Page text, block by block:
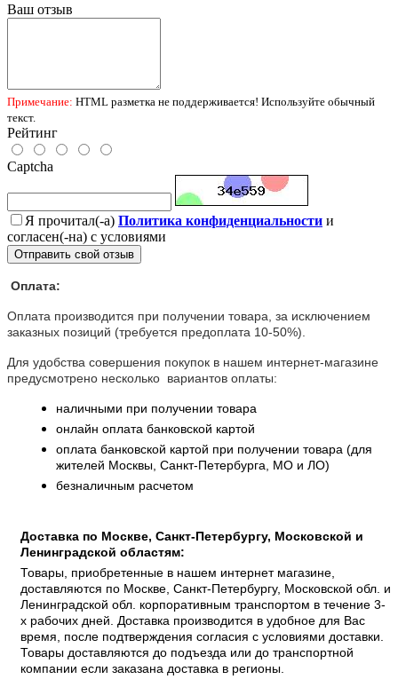
Ваш отзыв
Примечание: HTML разметка не поддерживается! Используйте обычный
текст.
Рейтинг
Captcha
Я прочитал(-а) Политика конфиденциальности и
согласен(-на) с условиями
Отправить свой отзыв
Оплата:
Оплата производится при получении товара, за исключением
заказных позиций (требуется предоплата 10-50%).
Для удобства совершения покупок в нашем интернет-магазине
предусмотрено несколько вариантов оплаты:
наличными при получении товара
онлайн оплата банковской картой
оплата банковской картой при получении товара (для
жителей Москвы, Санкт-Петербурга, МО и ЛО)
безналичным расчетом
Доставка по Москве, Санкт-Петербургу, Московской и
Ленинградской областям:
Товары, приобретенные в нашем интернет магазине,
доставляются по Москве, Санкт-Петербургу, Московской обл. и
Ленинградской обл. корпоративным транспортом в течение 3-
х рабочих дней. Доставка производится в удобное для Вас
время, после подтверждения согласия с условиями доставки.
Товары доставляются до подъезда или до транспортной
компании если заказана доставка в регионы.